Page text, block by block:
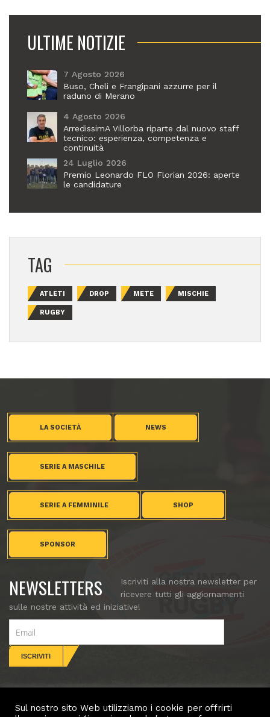
ULTIME NOTIZIE
7 Agosto 2026
Buso, Cheli e Frangipani azzurre per il
raduno di Merano
4 Agosto 2026
ArredissimA Villorba riparte dal nuovo staff
tecnico: esperienza, competenza e
continuità
24 Luglio 2026
Premio Leonardo FLO Florian 2026: aperte
le candidature
TAG
ATLETI DROP METE MISCHIE
RUGBY
LA SOCIETÀ NEWS
SERIE A MASCHILE
SERIE A FEMMINILE SHOP
SPONSOR
NEWSLETTERS
Iscriviti alla nostra newsletter per
ricevere tutti gli aggiornamenti
sulle nostre attività ed iniziative!
CONTATTI
Sul nostro sito Web utilizziamo i cookie per offrirti